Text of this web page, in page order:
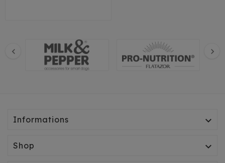
 
Informations 
Shop 